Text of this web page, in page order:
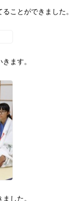
ことができました。
ます。
した。